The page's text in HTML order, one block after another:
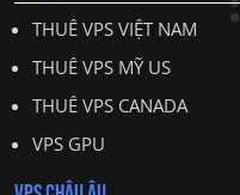
THUÊ VPS VIỆT NAM
THUÊ VPS MỸ US
THUÊ VPS CANADA
VPS GPU